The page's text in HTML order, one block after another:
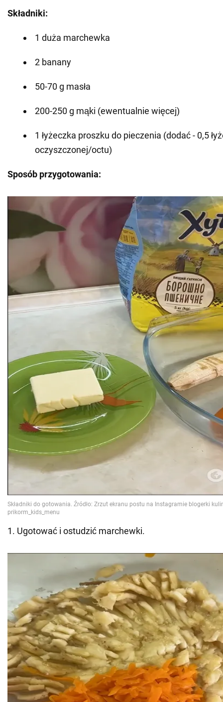
Składniki:
1 duża marchewka
2 banany
50-70 g masła
200-250 g mąki (ewentualnie więcej)
1 łyżeczka proszku do pieczenia (dodać - 0,5
oczyszczonej/octu)
Sposób przygotowania:
1. Ugotować i ostudzić marchewki.